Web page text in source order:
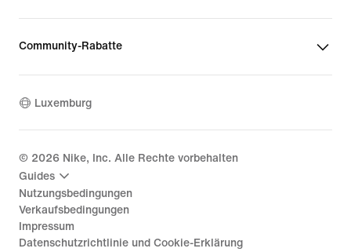
Community-Rabatte
Luxemburg
© 2026 Nike, Inc. Alle Rechte vorbehalten
Guides
Nutzungsbedingungen
Verkaufsbedingungen
Impressum
Datenschutzrichtlinie und Cookie-Erklärung